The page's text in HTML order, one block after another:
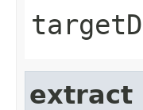
extract